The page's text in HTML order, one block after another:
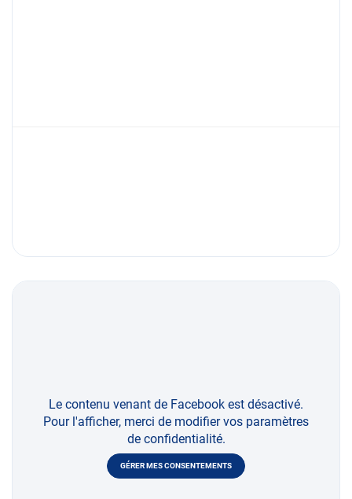
Le contenu venant de Facebook est désactivé.
Pour l'afficher, merci de modifier vos paramètres
de confidentialité.
GÉRER MES CONSENTEMENTS